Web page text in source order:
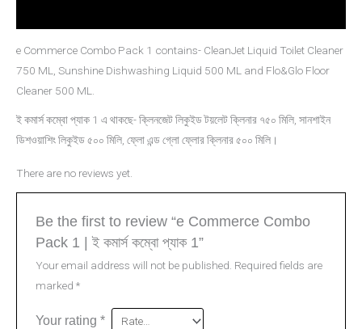
e Commerce Combo Pack 1 contains- CleanJet Liquid Toilet Cleaner
750 ML, Sunshine Dishwashing Liquid 500 ML and Flo&Glo Floor
Cleaner 500 ML.
ই কমার্স কম্বো প্যাক 1 এ থাকছে- ক্লিনজেট লিকুইড টয়লেট ক্লিনার ৭৫০ মিলি, সানশাইন
ডিশওয়াশিং লিকুইড ৫০০ মিলি, ফ্লো এন্ড গ্লো ফ্লোর ক্লিনার ৫০০ মিলি।
There are no reviews yet.
Be the first to review “e Commerce Combo
Pack 1 | ই কমার্স কম্বো প্যাক 1”
Your email address will not be published. Required fields are
marked *
Your rating *